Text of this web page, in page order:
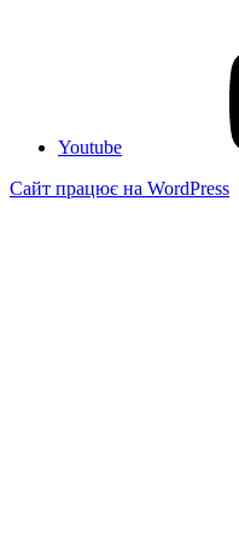
Youtube
Сайт працює на WordPress